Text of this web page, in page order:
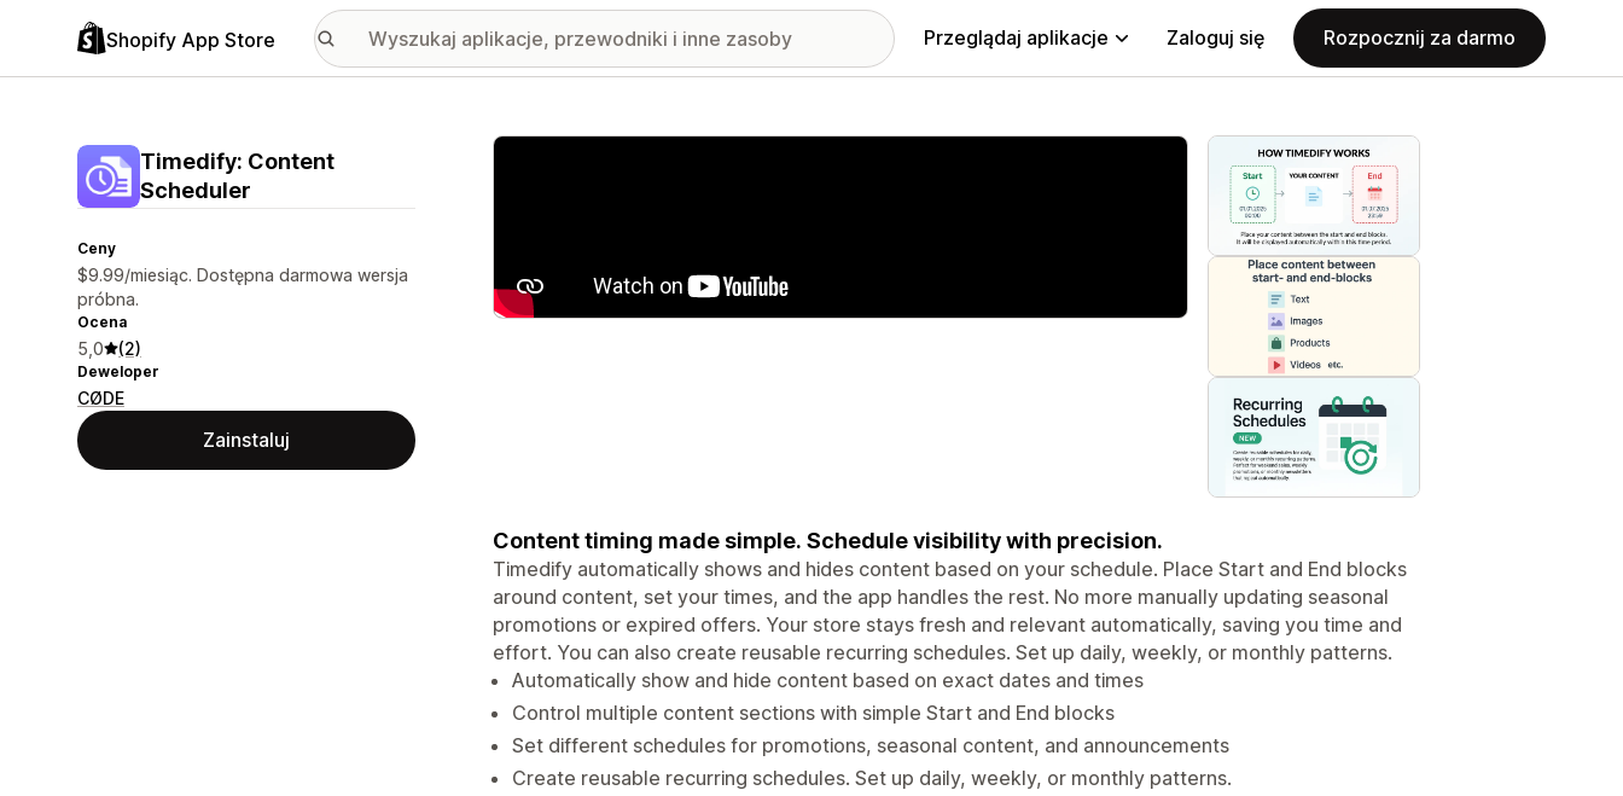
Shopify App Store Przeglądaj aplikacje Zaloguj się Rozpocznij za darmo
Timedify: Content
Scheduler
Ceny
$9.99/miesiąc. Dostępna darmowa wersja
próbna.
Ocena
5,0 (2)
Deweloper
CØDE
Zainstaluj
Wyróżnione obrazy w galerii
Content timing made simple. Schedule visibility with precision.
Timedify automatically shows and hides content based on your schedule. Place Start and End blocks
around content, set your times, and the app handles the rest. No more manually updating seasonal
promotions or expired offers. Your store stays fresh and relevant automatically, saving you time and
effort. You can also create reusable recurring schedules. Set up daily, weekly, or monthly patterns.
Automatically show and hide content based on exact dates and times
Control multiple content sections with simple Start and End blocks
Set different schedules for promotions, seasonal content, and announcements
Create reusable recurring schedules. Set up daily, weekly, or monthly patterns.